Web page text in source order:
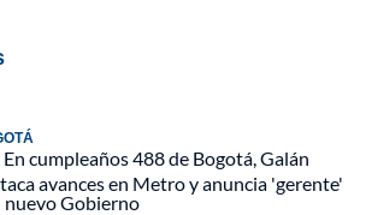
En cumpleaños 488 de Bogotá, Galán
avances en Metro y anuncia 'gerente'
nuevo Gobierno